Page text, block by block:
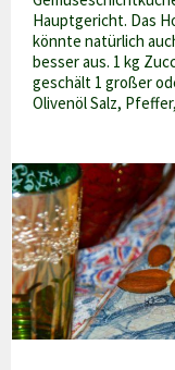
Hauptgericht. Das
könnte natürlich
besser aus. 1 kg
geschält 1 großer
Olivenöl Salz,